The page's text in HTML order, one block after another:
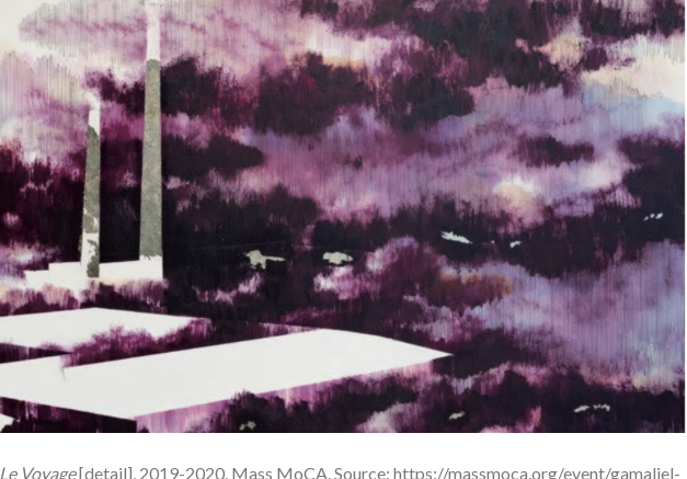
Le Voyage[detail], 2019-2020. Mass MoCA. Source: https://massmoca.org/event/gamaliel-